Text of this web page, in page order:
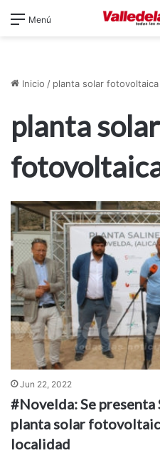
Menú
Inicio / planta solar fotovoltaica
planta solar
Jun 22, 2022
#Novelda: Se presenta
planta solar
localidad